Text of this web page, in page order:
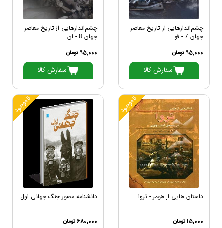
چشم‌اندازهایی از تاریخ معاصر
جهان 7 - فو...
95,000 تومان
سفارش کالا
چشم‌اندازهایی از تاریخ معاصر
جهان 8 - ان...
95,000 تومان
سفارش کالا
ناموجود
داستان هایی از هومر - تروا
15,000 تومان
ناموجود
دانشنامه مصور جنگ جهانی اول
680,000 تومان